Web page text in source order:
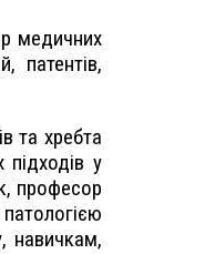
медичних
патентів,
та хребта
у
професор
навичкам,